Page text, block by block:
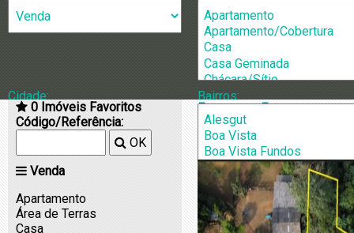
Cidade: Bairros:
0 Imóveis Favoritos
Código/Referência:
OK
Venda
Apartamento
Área de Terras
Casa
[1336] Prédio
Boa Vista